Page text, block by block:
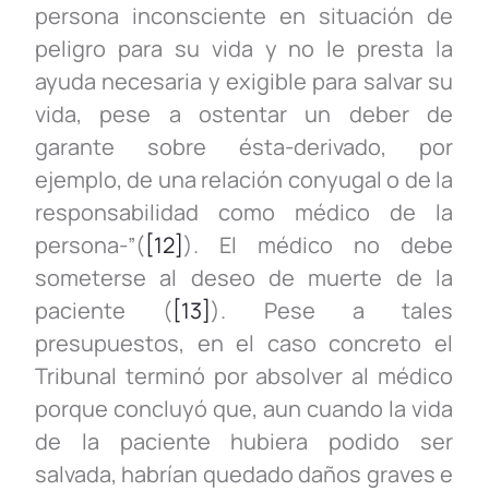
persona inconsciente en situación de
peligro para su vida y no le presta la
ayuda necesaria y exigible para salvar su
vida, pese a ostentar un deber de
garante sobre ésta-derivado, por
ejemplo, de una relación conyugal o de la
responsabilidad como médico de la
persona-”( [12] ). El médico no debe
someterse al deseo de muerte de la
paciente ( [13] ). Pese a tales
presupuestos, en el caso concreto el
Tribunal terminó por absolver al médico
porque concluyó que, aun cuando la vida
de la paciente hubiera podido ser
salvada, habrían quedado daños graves e